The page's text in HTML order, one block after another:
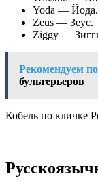
Yoda — Йода.
Zeus — Зеус.
Ziggy —
Рекомендуем
бультерьеров
Кобель по кличке